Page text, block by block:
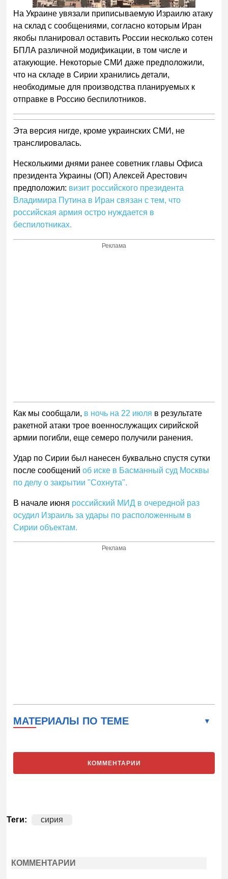
На Украине увязали приписываемую Израилю атаку
на склад с сообщениями, согласно которым Иран
якобы планировал оставить России несколько сотен
БПЛА различной модификации, в том числе и
атакующие. Некоторые СМИ даже предположили,
что на складе в Сирии хранились детали,
необходимые для производства планируемых к
отправке в Россию беспилотников.
Эта версия нигде, кроме украинских СМИ, не
транслировалась.
Несколькими днями ранее советник главы Офиса
президента Украины (ОП) Алексей Арестович
предположил: визит российского президента
Владимира Путина в Иран связан с тем, что
российская армия остро нуждается в
беспилотниках.
Реклама
Как мы сообщали, в ночь на 22 июля в результате
ракетной атаки трое военнослужащих сирийской
армии погибли, еще семеро получили ранения.
Удар по Сирии был нанесен буквально спустя сутки
после сообщенийоб иске в Басманный суд Москвы
по делу о закрытии "Сохнута".
В начале июня российский МИД в очередной раз
осудил Израиль за удары по расположенным в
Сирии объектам.
Реклама
МАТЕРИАЛЫ ПО ТЕМЕ
КОММЕНТАРИИ
Теги: сирия
КОММЕНТАРИИ